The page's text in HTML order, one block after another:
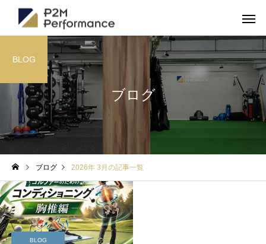
ブログ
BLOG
ブログ 2026年 3月の記事一覧
BLOG